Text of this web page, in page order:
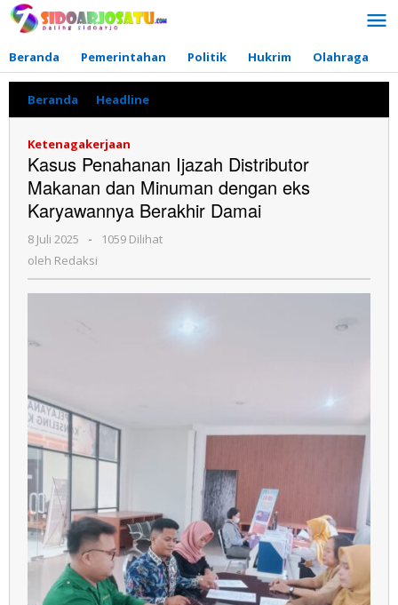
Lewati
ke
Beranda
Pemerintahan Politik Hukrim Olahraga
Beranda Headline
Penahanan
Makanan
dan
Minuman
dengan
Damai
Ketenagakerjaan
Kasus Penahanan Ijazah Distributor
Makanan dan Minuman dengan eks
Karyawannya Berakhir Damai
8 Juli 2025
oleh
Redaksi
-
1059 Dilihat
oleh Redaksi